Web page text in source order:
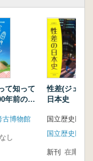
て知って
年前のひ
古博物館
し
性差(ジェン
日本史
新刊 在庫なし